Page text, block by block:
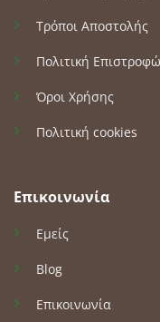
Τρόποι Αποστολής
Πολιτική
Όροι Χρήσης
Πολιτική cookies
Επικοινωνία
Εμείς
Blog
Επικοινωνία